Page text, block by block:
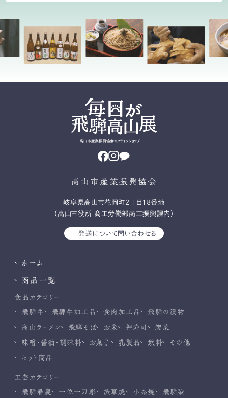
高山市産業振興協会
岐⾩県⾼⼭市花岡町2丁⽬18番地
（高山市役所 商工労働部商工振興課内）
発送について問い合わせる
ホーム
商品一覧
食品カテゴリー
飛騨牛 飛騨牛加工品 食肉加工品 飛騨の漬物
高山ラーメン 飛騨そば お米 押寿司 惣菜
味噌・醤油・調味料 お菓子 乳製品 飲料 その他
セット商品
工芸カテゴリー
飛騨春慶 一位一刀彫 渋草焼 小糸焼 飛騨染